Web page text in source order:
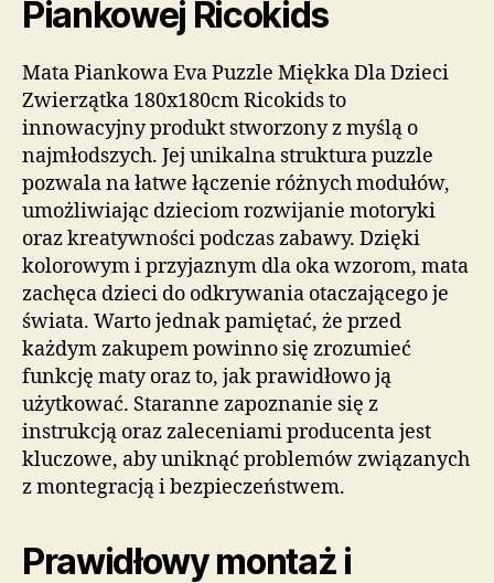
Piankowej Ricokids
Mata Piankowa Eva Puzzle Miękka Dla Dzieci
Zwierzątka 180x180cm Ricokids to
innowacyjny produkt stworzony z myślą o
najmłodszych. Jej unikalna struktura puzzle
pozwala na łatwe łączenie różnych modułów,
umożliwiając dzieciom rozwijanie motoryki
oraz kreatywności podczas zabawy. Dzięki
kolorowym i przyjaznym dla oka wzorom, mata
zachęca dzieci do odkrywania otaczającego je
świata. Warto jednak pamiętać, że przed
każdym zakupem powinno się zrozumieć
funkcję maty oraz to, jak prawidłowo ją
użytkować. Staranne zapoznanie się z
instrukcją oraz zaleceniami producenta jest
kluczowe, aby uniknąć problemów związanych
z montegracją i bezpieczeństwem.
Prawidłowy montaż i